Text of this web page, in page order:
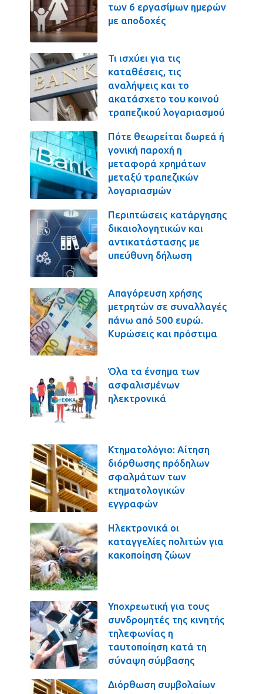
των 6 εργασίμων ημερών
με αποδοχές
Τι ισχύει για τις
καταθέσεις, τις
αναλήψεις και το
ακατάσχετο του κοινού
τραπεζικού λογαριασμού
Πότε θεωρείται δωρεά ή
γονική παροχή η
μεταφορά χρημάτων
μεταξύ τραπεζικών
λογαριασμών
Περιπτώσεις κατάργησης
δικαιολογητικών και
αντικατάστασης με
υπεύθυνη δήλωση
Απαγόρευση χρήσης
μετρητών σε συναλλαγές
πάνω από 500 ευρώ.
Κυρώσεις και πρόστιμα
Όλα τα ένσημα των
ασφαλισμένων
ηλεκτρονικά
Κτηματολόγιο: Αίτηση
διόρθωσης πρόδηλων
σφαλμάτων των
κτηματολογικών
εγγραφών
Ηλεκτρονικά οι
καταγγελίες πολιτών για
κακοποίηση ζώων
Υποχρεωτική για τους
συνδρομητές της κινητής
τηλεφωνίας η
ταυτοποίηση κατά τη
σύναψη σύμβασης
Διόρθωση συμβολαίων